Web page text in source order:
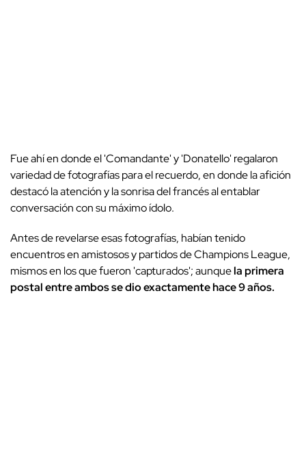
Fue ahí en donde el 'Comandante' y 'Donatello' regalaron
variedad de fotografías para el recuerdo, en donde la afición
destacó la atención y la sonrisa del francés al entablar
conversación con su máximo ídolo.
Antes de revelarse esas fotografías, habían tenido
encuentros en amistosos y partidos de Champions League,
mismos en los que fueron 'capturados'; aunquela primera
postal entre ambos se dio exactamente hace 9 años.